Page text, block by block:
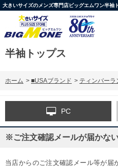
大きいサイズのメンズ専門店ビッグエムワン半袖
半袖トップス
ホーム > ■USAブランド > ティンバーラ
PC
※ご注文確認メールが届かな
当店からのご注文確認メール等が届